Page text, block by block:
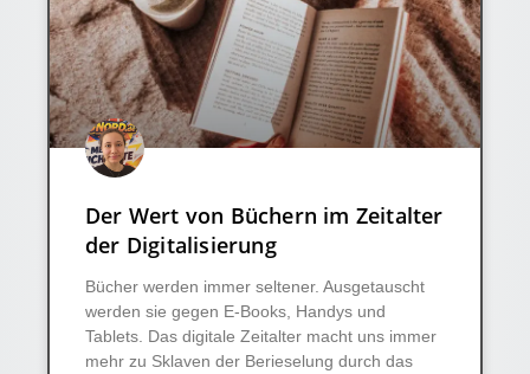
Der Wert von Büchern im Zeitalter
der Digitalisierung
Bücher werden immer seltener. Ausgetauscht
werden sie gegen E-Books, Handys und
Tablets. Das digitale Zeitalter macht uns immer
mehr zu Sklaven der Berieselung durch das